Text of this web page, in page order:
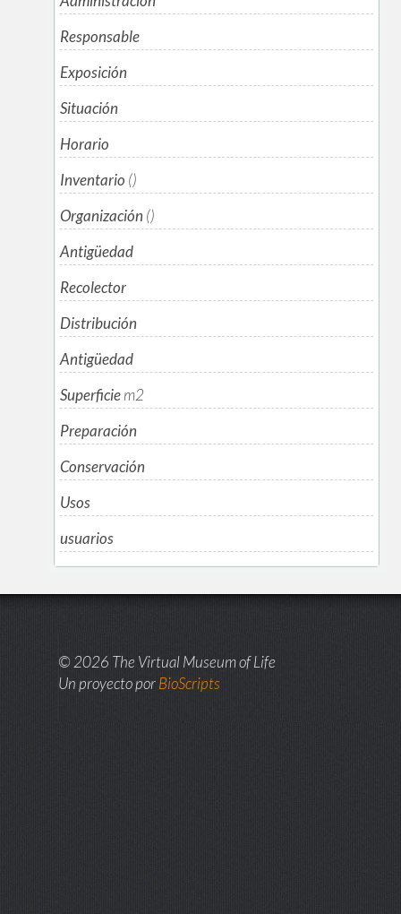
Responsable
Exposición
Situación
Horario
Inventario ()
Organización ()
Antigüedad
Recolector
Distribución
Antigüedad
Superficiem2
Preparación
Conservación
Usos
usuarios
© 2026 The Virtual Museum of Life
Un proyecto porBioScripts